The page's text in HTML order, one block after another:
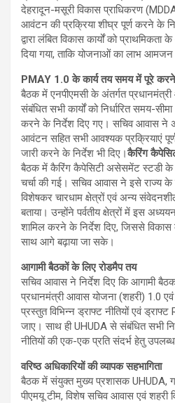
देहरादून-मसूरी विकास प्राधिकरण
आवंटन की प्रक्रिया शीघ्र पूर्ण करने के
द्वारा लंबित विकास कार्यों को
दिया गया, ताकि योजनाओं का लाभ
PMAY 1.0 के कार्य तय समय में पूरे करने
बैठक में एनपीएमसी के अंतर्गत
संबंधित सभी कार्यों को निर्धारित समय-
करने के निर्देश दिए गए। सचिव आवास ने
आवंटन सहित सभी आवश्यक प्रक्रियाएं
जारी करने के निर्देश भी दिए।कैरिंग
बैठक में कैरिंग कैपेसिटी असेसमेंट स्टडी के
चर्चा की गई। सचिव आवास ने इसे राज्य के
विशेषकर चारधाम क्षेत्रों एवं अन्य
बताया। उन्होंने पर्वतीय क्षेत्रों में इस
शामिल करने के निर्देश दिए, जिससे विकास
साथ आगे बढ़ाया जा सके।
आगामी बैठकों के लिए रोडमैप तय
सचिव आवास ने निर्देश दिए कि आगामी
प्रधानमंत्री आवास योजना (शहरी) 1.0
प्रस्तुत विभिन्न ड्राफ्ट नीतियों एवं ड्राफ्ट
जाए। साथ ही UHUDA से संबंधित सभी
नीतियों की एक-एक प्रति संदर्भ हेतु
वरिष्ठ अधिकारियों की व्यापक सहभागिता
बैठक में संयुक्त मुख्य प्रशासक UHUDA,
पीएमयू टीम, विशेष सचिव आवास एवं